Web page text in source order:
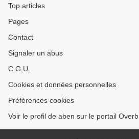
Top articles
Pages
Contact
Signaler un abus
C.G.U.
Cookies et données personnelles
Préférences cookies
Voir le profil de aben sur le portail